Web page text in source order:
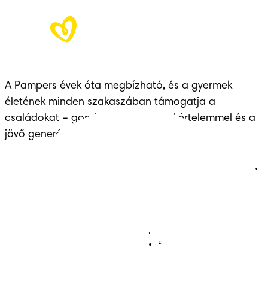
A Pampers évek óta megbízható, és a gyermek
életének minden szakaszában támogatja a
családokat – gondoskodással, szakértelemmel és a
jövő generációinak átadott örökséggel.
Felhasználási feltételek